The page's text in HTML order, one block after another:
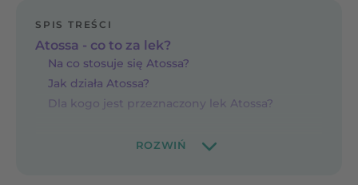
SPIS TREŚCI
Atossa - co to za lek?
Na co stosuje się Atossa?
Jak działa Atossa?
Dla kogo jest przeznaczony lek Atossa?